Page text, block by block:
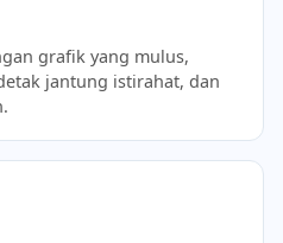
grafik yang mulus,
jantung istirahat, dan